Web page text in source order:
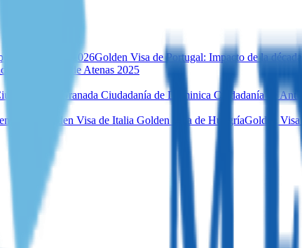
inversión en 2026Golden Visa de Portugal: Impacto de la década
inmobiliario de Atenas 2025
de Granada Ciudadanía de Dominica Ciudadanía de
Malta Golden Visa de Italia Golden Visa de HungríaGolden Visa